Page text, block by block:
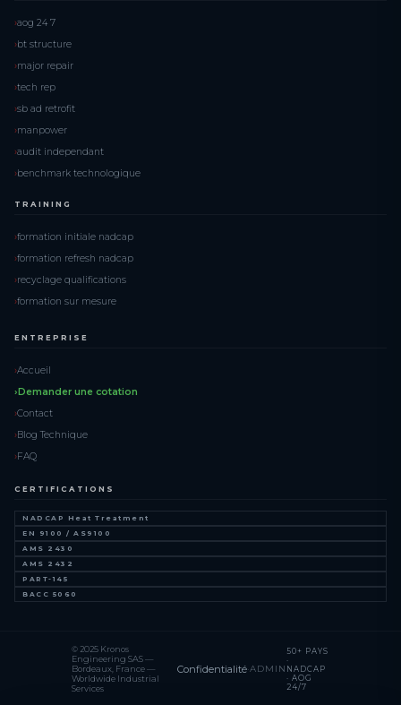
aog 24 7
bt structure
major repair
tech rep
sb ad retrofit
manpower
audit independant
benchmark technologique
TRAINING
formation initiale nadcap
formation refresh nadcap
recyclage qualifications
formation sur mesure
ENTREPRISE
Accueil
Demander une cotation
Contact
Blog Technique
FAQ
CERTIFICATIONS
NADCAP Heat Treatment
EN 9100 / AS9100
AMS 2430
AMS 2432
PART-145
BACC 5060
© 2025 Kronos
Engineering SAS —
Bordeaux, France —
Worldwide Industrial
Services
Confidentialité·ADMIN
50+ PAYS
·
NADCAP
· AOG
24/7